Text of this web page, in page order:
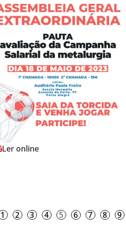
Ler online
1 2 3 4 5 6 7 8 9